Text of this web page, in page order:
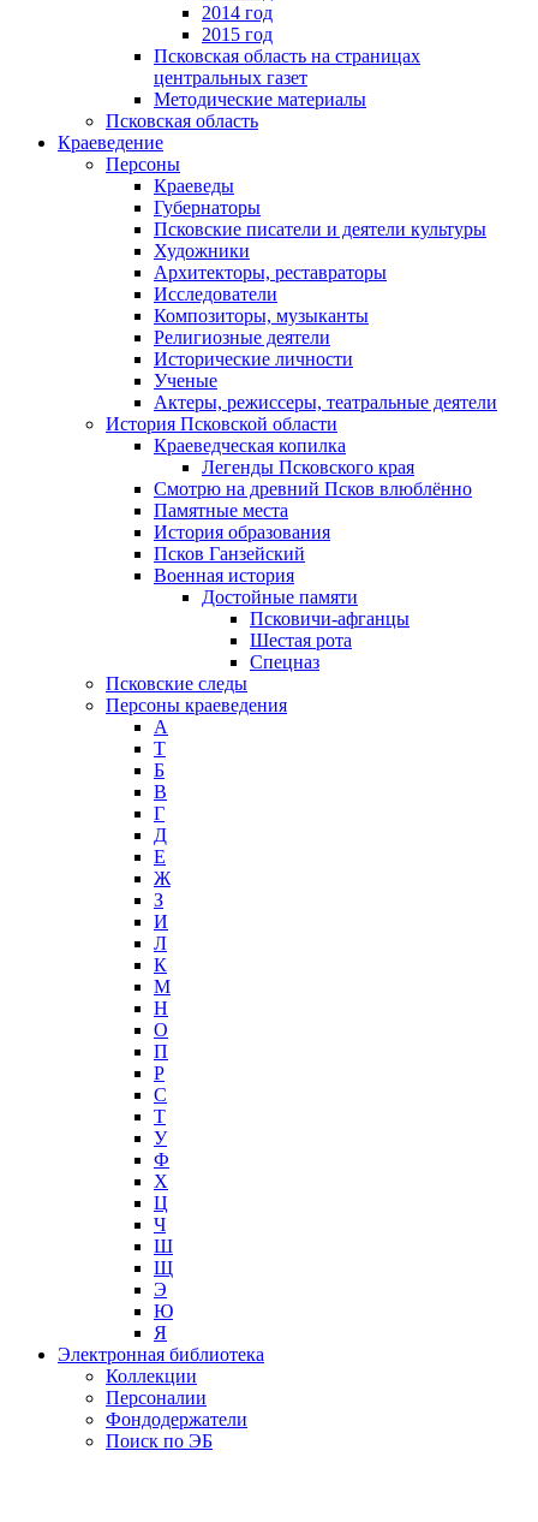
2014 год
2015 год
Псковская область на страницах
центральных газет
Методические материалы
Псковская область
Краеведение
Персоны
Краеведы
Губернаторы
Псковские писатели и деятели культуры
Художники
Архитекторы, реставраторы
Исследователи
Композиторы, музыканты
Религиозные деятели
Исторические личности
Ученые
Актеры, режиссеры, театральные деятели
История Псковской области
Краеведческая копилка
Легенды Псковского края
Смотрю на древний Псков влюблённо
Памятные места
История образования
Псков Ганзейский
Военная история
Достойные памяти
Псковичи-афганцы
Шестая рота
Спецназ
Псковские следы
Персоны краеведения
А
T
Б
В
Г
Д
Е
Ж
З
И
Л
К
М
Н
О
П
Р
С
Т
У
Ф
Х
Ц
Ч
Ш
Щ
Э
Ю
Я
Электронная библиотека
Коллекции
Персоналии
Фондодержатели
Поиск по ЭБ